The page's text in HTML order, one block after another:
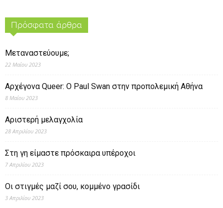
Πρόσφατα άρθρα
Μεταναστεύουμε;
22 Μαΐου 2023
Αρχέγονα Queer: O Paul Swan στην προπολεμική Αθήνα
8 Μαΐου 2023
Αριστερή μελαγχολία
28 Απριλίου 2023
Στη γη είμαστε πρόσκαιρα υπέροχοι
7 Απριλίου 2023
Οι στιγμές μαζί σου, κομμένο γρασίδι
3 Απριλίου 2023